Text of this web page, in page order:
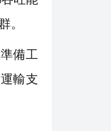
。
備工
輸支